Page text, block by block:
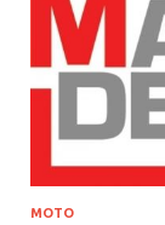
МОТО